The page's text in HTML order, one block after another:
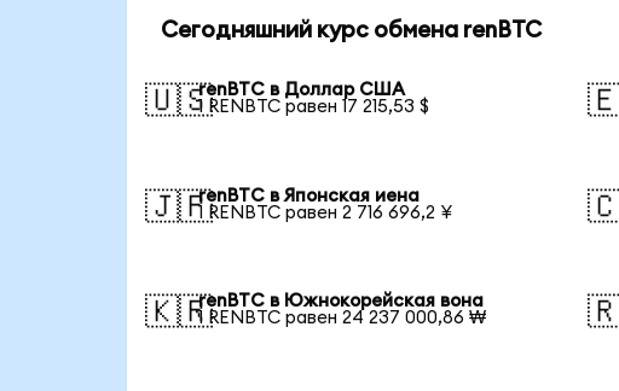
Сегодняшний курс обмена renBTC
🇺🇸renBTC в Доллар США
1 RENBTC равен 17 215,53 $
🇯🇵renBTC в Японская иена
1 RENBTC равен 2 716 696,2 ¥
🇰🇷renBTC в Южнокорейская вона
1 RENBTC равен 24 237 000,86 ₩